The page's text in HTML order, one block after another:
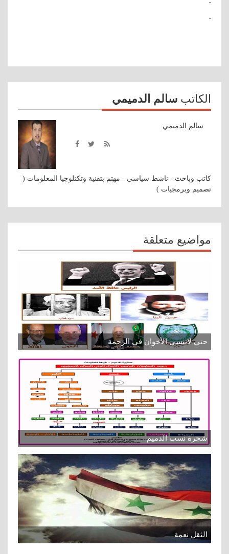
.
الكاتب سالم الدميمي
سالم الدميمي
كاتب وباحث - ناشط سياسي - مهتم بتقنية وتكنلوجيا المعلومات (
تصميم وبرمجيات )
مواضيع متعلقة
حتي لاننسي الأخوان في الزحمة
شجرة نسب الدميم
الثقل نعمة